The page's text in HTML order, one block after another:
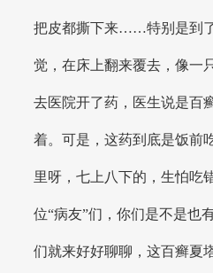
把皮都撕下来……特别是到
觉，在床上翻来覆去，像一
去医院开了药，医生说是百
着。可是，这药到底是饭前
里呀，七上八下的，生怕吃
位“病友”们，你们是不是也
们就来好好聊聊，这百癣夏